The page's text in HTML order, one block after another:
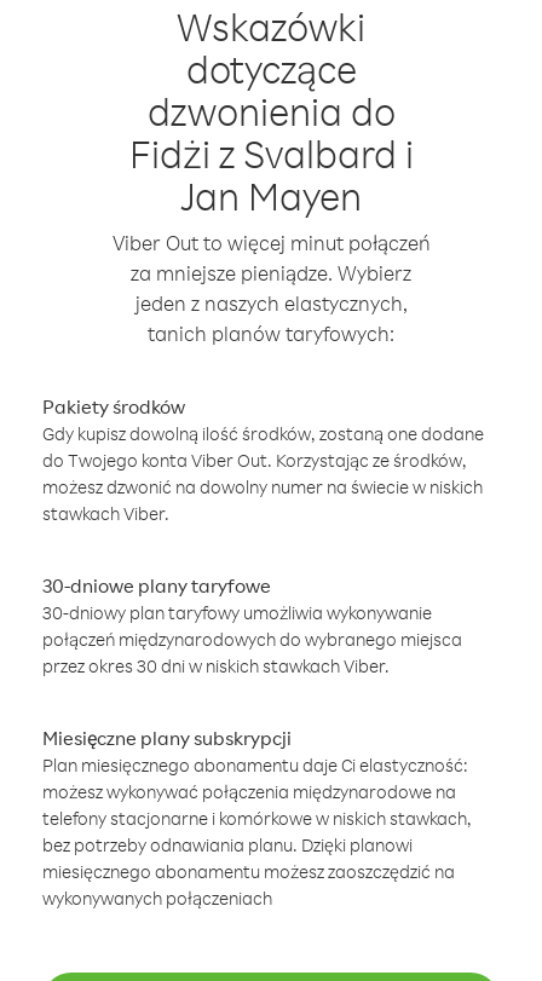
Wskazówki
dotyczące
dzwonienia do
Fidżi z Svalbard i
Jan Mayen
Viber Out to więcej minut połączeń
za mniejsze pieniądze. Wybierz
jeden z naszych elastycznych,
tanich planów taryfowych:
Pakiety środków
Gdy kupisz dowolną ilość środków, zostaną one dodane
do Twojego konta Viber Out. Korzystając ze środków,
możesz dzwonić na dowolny numer na świecie w niskich
stawkach Viber.
30-dniowe plany taryfowe
30-dniowy plan taryfowy umożliwia wykonywanie
połączeń międzynarodowych do wybranego miejsca
przez okres 30 dni w niskich stawkach Viber.
Miesięczne plany subskrypcji
Plan miesięcznego abonamentu daje Ci elastyczność:
możesz wykonywać połączenia międzynarodowe na
telefony stacjonarne i komórkowe w niskich stawkach,
bez potrzeby odnawiania planu. Dzięki planowi
miesięcznego abonamentu możesz zaoszczędzić na
wykonywanych połączeniach